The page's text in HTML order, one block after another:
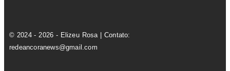
© 2024 - 2026 - Elizeu Rosa | Contato:
redeancoranews@gmail.com